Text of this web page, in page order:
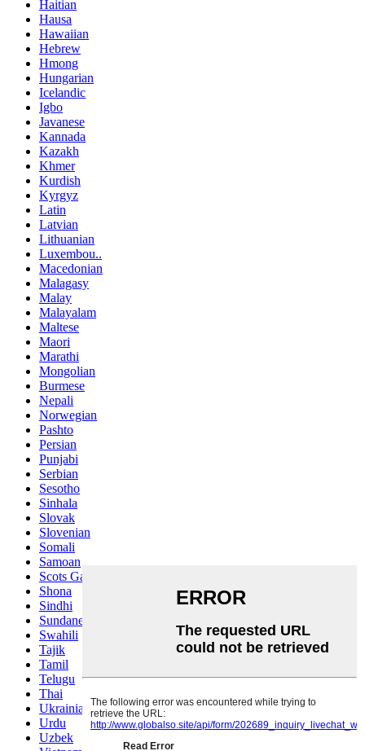
Haitian
Hausa
Hawaiian
Hebrew
Hmong
Hungarian
Icelandic
Igbo
Javanese
Kannada
Kazakh
Khmer
Kurdish
Kyrgyz
Latin
Latvian
Lithuanian
Luxembou..
Macedonian
Malagasy
Malay
Malayalam
Maltese
Maori
Marathi
Mongolian
Burmese
Nepali
Norwegian
Pashto
Persian
Punjabi
Serbian
Sesotho
Sinhala
Slovak
Slovenian
Somali
Samoan
Scots Gaelic
Shona
Sindhi
Sundanese
Swahili
Tajik
Tamil
Telugu
Thai
Ukrainian
Urdu
Uzbek